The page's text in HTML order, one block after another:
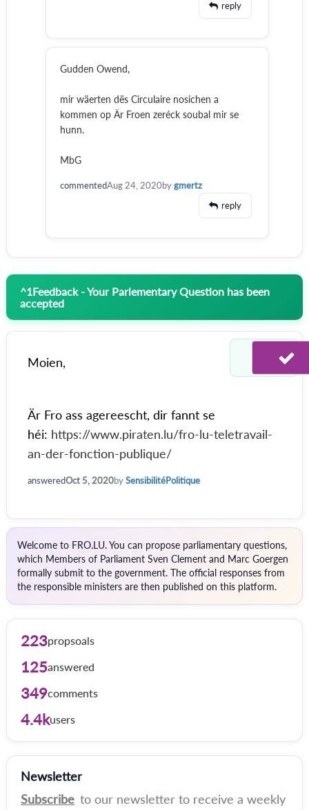
reply
Gudden Owend,
mir wäerten dës Circulaire nosichen a
kommen op Är Froen zeréck soubal mir se
hunn.
MbG
commentedAug 24, 2020bygmertz
reply
^1Feedback - Your Parlementary Question has been
accepted
Moien,
Är Fro ass agereescht, dir fannt se
héi: https://www.piraten.lu/fro-lu-teletravail-
an-der-fonction-publique/
answeredOct 5, 2020bySensibilitéPolitique
Welcome to FRO.LU. You can propose parliamentary questions,
which Members of Parliament Sven Clement and Marc Goergen
formally submit to the government. The official responses from
the responsible ministers are then published on this platform.
223propsoals
125answered
349comments
4.4kusers
Newsletter
Subscribe to our newsletter to receive a weekly